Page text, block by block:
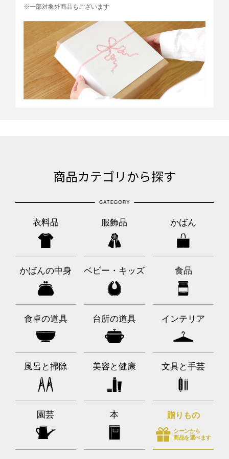
※一部対象外商品もございます
商品カテゴリから探す
衣料品 服飾品 かばん
かばんの中身 ベビー・キッズ 食品
食卓の道具 台所の道具 インテリア
風呂と掃除 美容と健康 文具と手芸
園芸 本 贈りもの
シーンから
商品を選べます